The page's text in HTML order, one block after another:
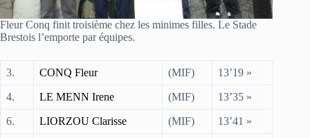
Fleur Conq finit troisième chez les minimes filles. Le Stade
Brestois l’emporte par équipes.
3. CONQ Fleur (MIF) 13’19 »
4. LE MENN Irene (MIF) 13’35 »
6. LIORZOU Clarisse (MIF) 13’41 »